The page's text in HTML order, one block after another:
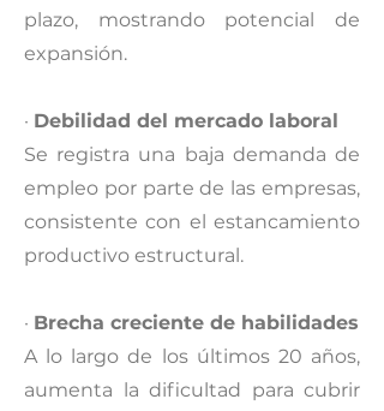
plazo, mostrando potencial de
expansión.
· Debilidad del mercado laboral
Se registra una baja demanda de
empleo por parte de las empresas,
consistente con el estancamiento
productivo estructural.
· Brecha creciente de habilidades
A lo largo de los últimos 20 años,
aumenta la dificultad para cubrir